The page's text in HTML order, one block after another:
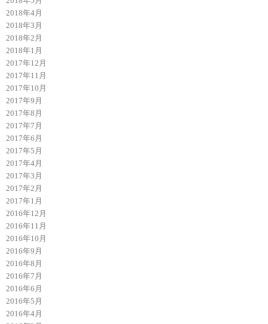
2018年4月
2018年3月
2018年2月
2018年1月
2017年12月
2017年11月
2017年10月
2017年9月
2017年8月
2017年7月
2017年6月
2017年5月
2017年4月
2017年3月
2017年2月
2017年1月
2016年12月
2016年11月
2016年10月
2016年9月
2016年8月
2016年7月
2016年6月
2016年5月
2016年4月